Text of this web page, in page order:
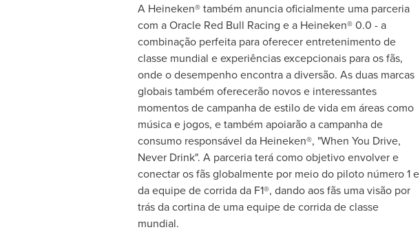
A Heineken® também anuncia oficialmente uma parceria
com a Oracle Red Bull Racing e a Heineken® 0.0 - a
combinação perfeita para oferecer entretenimento de
classe mundial e experiências excepcionais para os fãs,
onde o desempenho encontra a diversão. As duas marcas
globais também oferecerão novos e interessantes
momentos de campanha de estilo de vida em áreas como
música e jogos, e também apoiarão a campanha de
consumo responsável da Heineken®, "When You Drive,
Never Drink". A parceria terá como objetivo envolver e
conectar os fãs globalmente por meio do piloto número 1 e
da equipe de corrida da F1®, dando aos fãs uma visão por
trás da cortina de uma equipe de corrida de classe
mundial.